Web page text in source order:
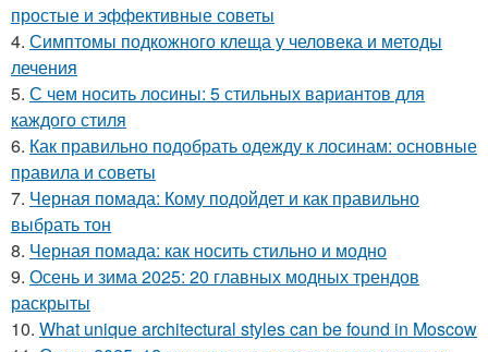
простые и эффективные советы
4. Симптомы подкожного клеща у человека и методы
лечения
5. С чем носить лосины: 5 стильных вариантов для
каждого стиля
6. Как правильно подобрать одежду к лосинам: основные
правила и советы
7. Черная помада: Кому подойдет и как правильно
выбрать тон
8. Черная помада: как носить стильно и модно
9. Осень и зима 2025: 20 главных модных трендов
раскрыты
10. What unique architectural styles can be found in Moscow